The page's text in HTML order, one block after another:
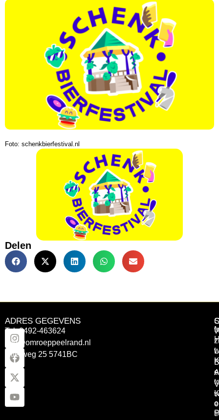
Foto: schenkbierfestival.nl
Delen
ADRES GEGEVENS
Tel: 0492-463624
info@omroeppeelrand.nl
Otterweg 25 5741BC